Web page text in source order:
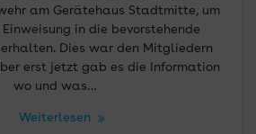
am Gerätehaus Stadtmitte, um
in die bevorstehende
erhalten. Dies war den Mitgliedern
erst jetzt gab es die Information
wo und was…
Weiterlesen